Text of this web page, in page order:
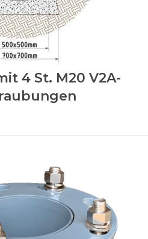
4 St. M20 V2A-